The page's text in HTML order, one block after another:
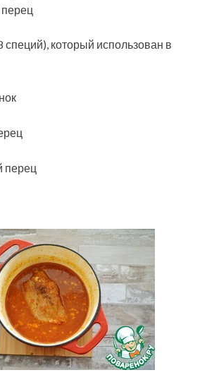
специй), который использован в
перец